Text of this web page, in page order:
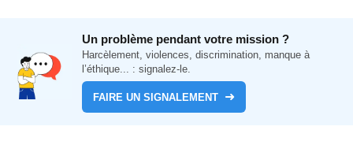
Un problème pendant votre mission ?
Harcèlement, violences, discrimination, manque à
l’éthique... : signalez-le.
FAIRE UN SIGNALEMENT